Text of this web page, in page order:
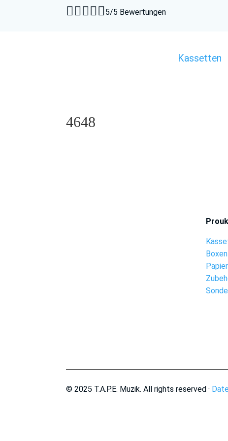
5/5 Bewertungen
Kassetten
4648
Boxen
© 2025 T.A.P.E. Muzik. All rights reserved ·